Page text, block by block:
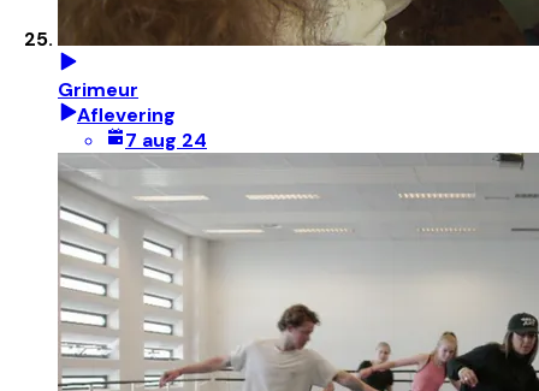
Grimeur
Aflevering
7 aug 24